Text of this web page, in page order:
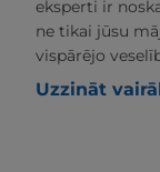
eksperti ir
ne tikai jūsu
vispārējo
Uzzināt